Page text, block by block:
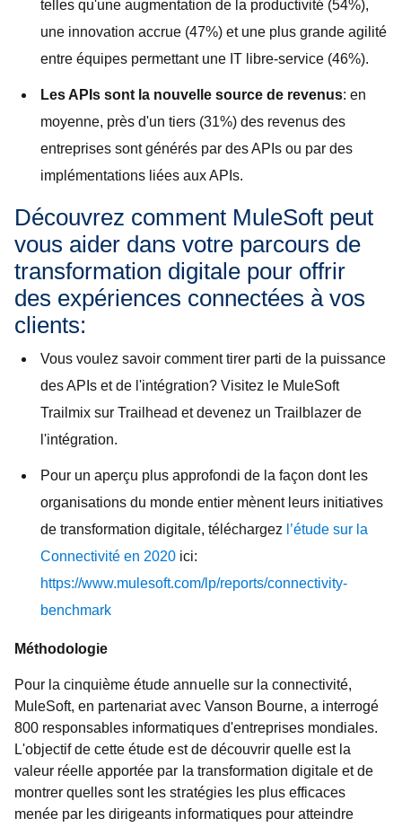
telles qu'une augmentation de la productivité (54%),
une innovation accrue (47%) et une plus grande agilité
entre équipes permettant une IT libre-service (46%).
Les APIs sont la nouvelle source de revenus: en
moyenne, près d'un tiers (31%) des revenus des
entreprises sont générés par des APIs ou par des
implémentations liées aux APIs.
Découvrez comment MuleSoft peut
vous aider dans votre parcours de
transformation digitale pour offrir
des expériences connectées à vos
clients:
Vous voulez savoir comment tirer parti de la puissance
des APIs et de l'intégration? Visitez le MuleSoft
Trailmix sur Trailhead et devenez un Trailblazer de
l'intégration.
Pour un aperçu plus approfondi de la façon dont les
organisations du monde entier mènent leurs initiatives
de transformation digitale, téléchargez l’étude sur la
Connectivité en 2020 ici:
https://www.mulesoft.com/lp/reports/connectivity-
benchmark
Méthodologie
Pour la cinquième étude annuelle sur la connectivité,
MuleSoft, en partenariat avec Vanson Bourne, a interrogé
800 responsables informatiques d'entreprises mondiales.
L'objectif de cette étude est de découvrir quelle est la
valeur réelle apportée par la transformation digitale et de
montrer quelles sont les stratégies les plus efficaces
menée par les dirigeants informatiques pour atteindre